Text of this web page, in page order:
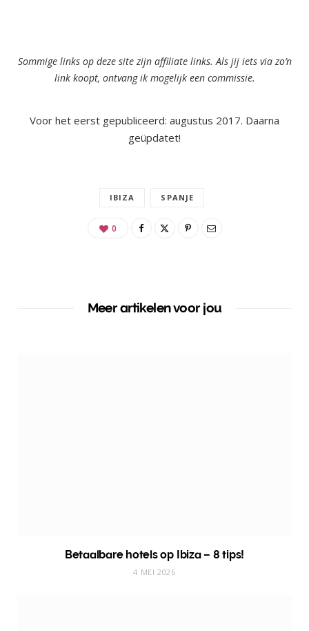
Sommige links op deze site zijn affiliate links. Als jij iets via zo’n
link koopt, ontvang ik mogelijk een commissie.
Voor het eerst gepubliceerd: augustus 2017. Daarna
geüpdatet!
IBIZA SPANJE
0
Meer artikelen voor jou
Betaalbare hotels op Ibiza – 8 tips!
4 MEI 2026